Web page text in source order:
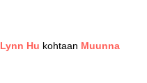
Lynn Hu kohtaan Muunna